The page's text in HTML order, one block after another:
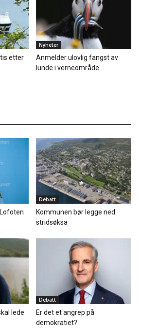
etter
Nyheter
Anmelder ulovlig fangst av
lunde i verneområde
Debatt
Kommunen bør legge ned
stridsøksa
lede
Debatt
Er det et angrep på
demokratiet?